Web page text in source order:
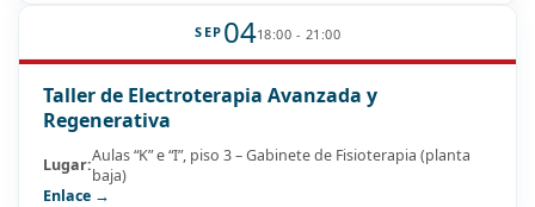
SEP 0418:00 - 21:00
Taller de Electroterapia Avanzada y
Regenerativa
Lugar:Aulas “K” e “I”, piso 3 – Gabinete de Fisioterapia (planta
baja)
Enlace →